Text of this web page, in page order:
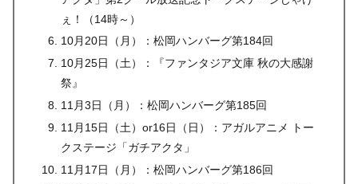
ぇ！（14時～）
10月20日（月）：松岡ハンバーグ第184回
10月25日（土）：『ファンタジア文庫 秋の大感謝
祭』
11月3日（月）：松岡ハンバーグ第185回
11月15日（土）or16日（日）：アガルアニメ トー
クステージ「ガチアクタ」
11月17日（月）：松岡ハンバーグ第186回